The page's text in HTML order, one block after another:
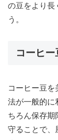
の豆をより長
う。
コーヒ
コーヒー豆
法が一般的に
ちろん保存期
守ることで、